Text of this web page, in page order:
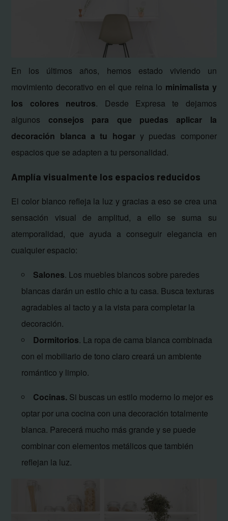
En los últimos años, hemos estado viviendo un
movimiento decorativo en el que reina lo minimalista y
los colores neutros. Desde Expresa te dejamos
algunos consejos para que puedas aplicar la
decoración blanca a tu hogary puedas componer
espacios que se adapten a tu personalidad.
Amplía visualmente los espacios reducidos
El color blanco refleja la luz y gracias a eso se crea una
sensación visual de amplitud, a ello se suma su
atemporalidad, que ayuda a conseguir elegancia en
cualquier espacio:
Salones. Los muebles blancos sobre paredes
blancas darán un estilo chic a tu casa. Busca texturas
agradables al tacto y a la vista para completar la
decoración.
Dormitorios. La ropa de cama blanca combinada
con el mobiliario de tono claro creará un ambiente
romántico y limpio.
Cocinas. Si buscas un estilo moderno lo mejor es
optar por una cocina con una decoración totalmente
blanca. Parecerá mucho más grande y se puede
combinar con elementos metálicos que también
reflejan la luz.